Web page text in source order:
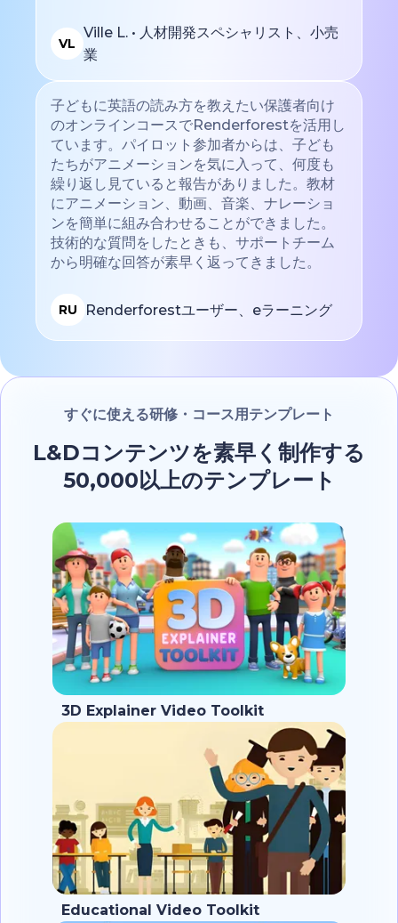
VL
Ville L. • 人材開発スペシャリスト、小売
業
子どもに英語の読み方を教えたい保護者向け
のオンラインコースでRenderforestを活用し
ています。パイロット参加者からは、子ども
たちがアニメーションを気に入って、何度も
繰り返し見ていると報告がありました。教材
にアニメーション、動画、音楽、ナレーショ
ンを簡単に組み合わせることができました。
技術的な質問をしたときも、サポートチーム
から明確な回答が素早く返ってきました。
RU Renderforestユーザー、eラーニング
すぐに使える研修・コース用テンプレート
L&Dコンテンツを素早く制作する
50,000以上のテンプレート
3D Explainer Video Toolkit
Educational Video Toolkit